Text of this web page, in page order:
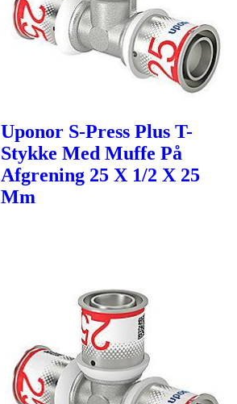
Uponor S-Press Plus T-
Stykke Med Muffe På
Afgrening 25 X 1/2 X 25
Mm